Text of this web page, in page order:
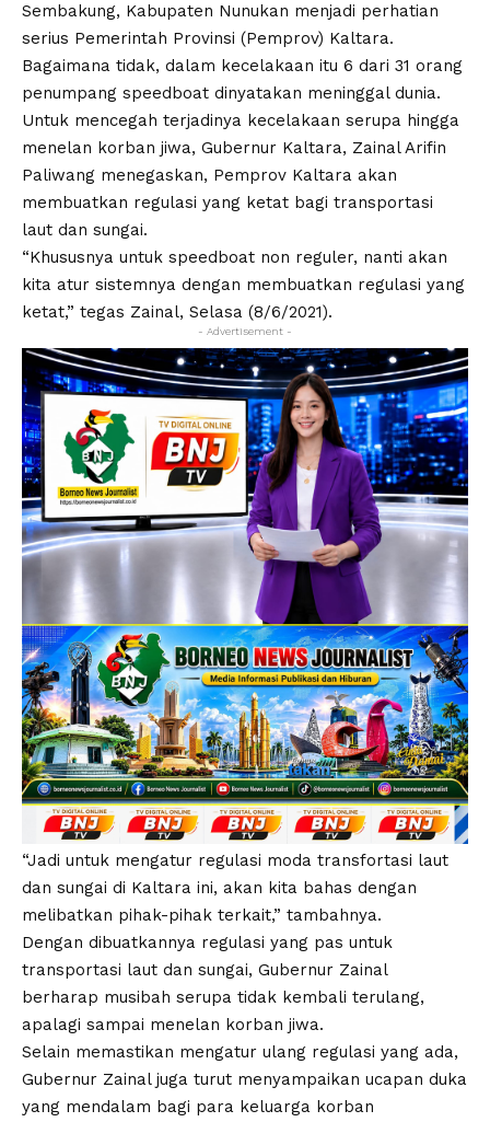
Sembakung, Kabupaten Nunukan menjadi perhatian
serius Pemerintah Provinsi (Pemprov) Kaltara.
Bagaimana tidak, dalam kecelakaan itu 6 dari 31 orang
penumpang speedboat dinyatakan meninggal dunia.
Untuk mencegah terjadinya kecelakaan serupa hingga
menelan korban jiwa, Gubernur Kaltara, Zainal Arifin
Paliwang menegaskan, Pemprov Kaltara akan
membuatkan regulasi yang ketat bagi transportasi
laut dan sungai.
“Khususnya untuk speedboat non reguler, nanti akan
kita atur sistemnya dengan membuatkan regulasi yang
ketat,” tegas Zainal, Selasa (8/6/2021).
- Advertisement -
“Jadi untuk mengatur regulasi moda transfortasi laut
dan sungai di Kaltara ini, akan kita bahas dengan
melibatkan pihak-pihak terkait,” tambahnya.
Dengan dibuatkannya regulasi yang pas untuk
transportasi laut dan sungai, Gubernur Zainal
berharap musibah serupa tidak kembali terulang,
apalagi sampai menelan korban jiwa.
Selain memastikan mengatur ulang regulasi yang ada,
Gubernur Zainal juga turut menyampaikan ucapan duka
yang mendalam bagi para keluarga korban